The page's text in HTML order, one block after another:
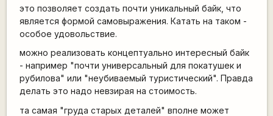
это позволяет создать почти уникальный байк, что
является формой самовыражения. Катать на таком -
особое удовольствие.
можно реализовать концептуально интересный байк
- например "почти универсальный для покатушек и
рубилова" или "неубиваемый туристический". Правда
делать это надо невзирая на стоимость.
та самая "груда старых деталей" вполне может